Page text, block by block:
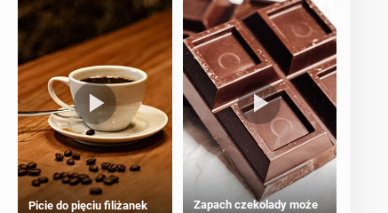
Picie do pięciu filiżanek
Zapach czekolady może